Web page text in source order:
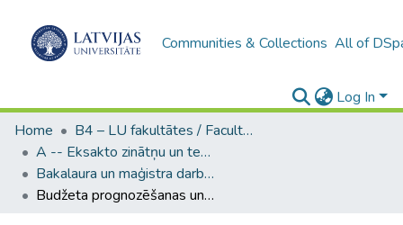
Communities & Collections All of
Log In
Home
B4 – LU fakultātes / Faculties of the UL
A -- Eksakto zinātņu un tehnoloģiju fakultāte / Faculty of Science and Technology
Bakalaura un maģistra darbi (EZTF) / Bachelor's and Master's theses
Budžeta prognozēšanas un izpildes kontroles sistēma